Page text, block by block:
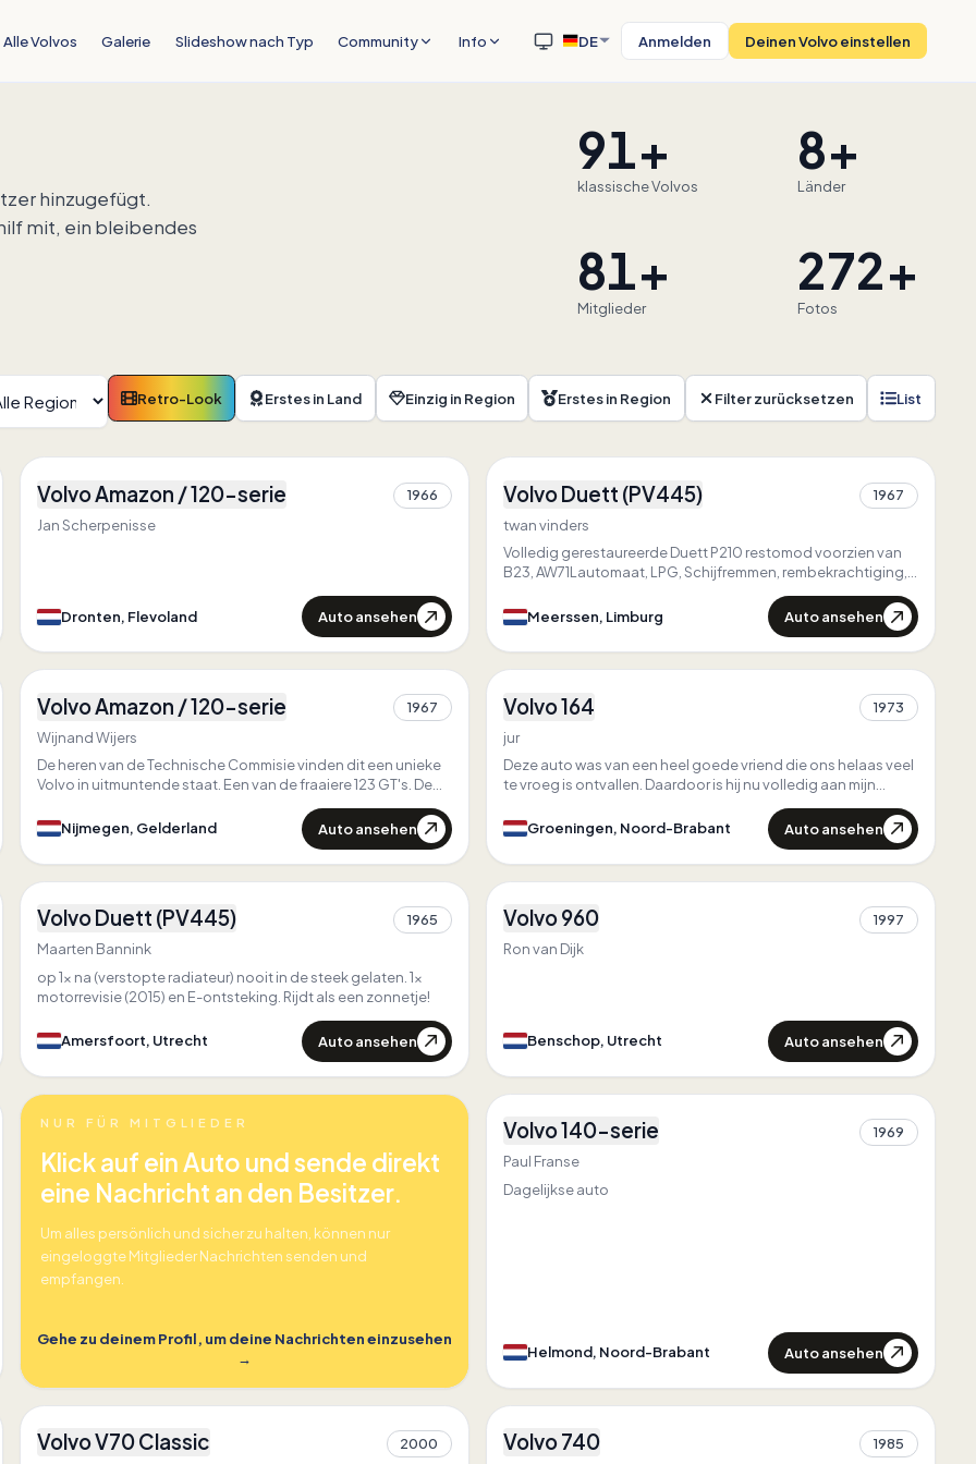
Alle Volvos Galerie Slideshow nach Typ Community Info DE Anmelden Deinen Volvo einstellen
hinzugefügt.
mit, ein bleibendes
91+
klassische Volvos
8+
Länder
81+
Mitglieder
272+
Fotos
Retro-Look Erstes in Land Einzig in Region Erstes in Region Filter zurücksetzen List
Zuerst inFlevoland
Einzigartig in
0
Volvo Amazon / 120-serie
1966
Jan Scherpenisse
Dronten, Flevoland Auto ansehen
1
Volvo Duett (PV445)
1967
twan vinders
Volledig gerestaureerde Duett P210 restomod voorzien van
B23, AW71Lautomaat, LPG, Schijfremmen, rembekrachtiging,
zijramen, trekhaak, centrale vergrendeling met alarm.
Meerssen, Limburg Auto ansehen
1
4
Volvo Amazon / 120-serie
1967
Wijnand Wijers
De heren van de Technische Commisie vinden dit een unieke
Volvo in uitmuntende staat. Een van de fraaiere 123 GT's. De
sinds de 70e jaren ingevoerd in Nederland. Ik ben de 3e
eigenaar, en heb een aantal aanpassingen aangebracht.
Nijmegen, Gelderland Auto ansehen
1
4
Volvo 164
1973
jur
Deze auto was van een heel goede vriend die ons helaas veel
te vroeg is ontvallen. Daardoor is hij nu volledig aan mijn
Groeningen, Noord-Brabant
Auto ansehen
1
3
Volvo Duett (PV445)
1965
Maarten Bannink
op 1x na (verstopte radiateur) nooit in de steek gelaten. 1x
motorrevisie (2015) en E-ontsteking. Rijdt als een zonnetje!
Amersfoort, Utrecht Auto ansehen
1
1
Volvo 960
1997
Ron van Dijk
Benschop, Utrecht Auto ansehen
NUR FÜR MITGLIEDER
Klick auf ein Auto und sende direkt
eine Nachricht an den Besitzer.
Um alles persönlich und sicher zu halten, können nur
eingeloggte Mitglieder Nachrichten senden und
empfangen.
Gehe zu deinem Profil, um deine Nachrichten einzusehen
→
1
1
Volvo 140-serie
1969
Paul Franse
Dagelijkse auto
Helmond, Noord-Brabant Auto ansehen
1
3
Volvo V70 Classic 2000 Zuerst in Zeeland
1
2
Volvo 740 1985